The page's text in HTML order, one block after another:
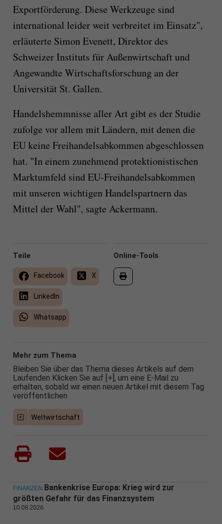
Exportförderung. Diese Werkzeuge sind
international leider weit verbreitet im Einsatz",
erläuterte Simon Evenett, Direktor des
Schweizer Instituts für Außenwirtschaft und
Angewandte Wirtschaftsforschung an der
Universität St. Gallen.
Handelshemmnisse aller Art gibt es der Studie
zufolge vor allem mit Ländern, mit denen die
EU keine Freihandelsabkommen abgeschlossen
hat. "In einem zunehmend protektionistischen
Marktumfeld sind EU-Freihandelsabkommen
mit unseren wichtigen Handelspartnern das
Mittel der Wahl", sagte Ackermann.
Online-Tools
Teile
Facebook X
LinkedIn
Whatsapp
Mehr zum Thema
Bleiben Sie über das Thema dieses Artikels auf dem
Laufenden Klicken Sie auf [+], um eine E-Mail zu
erhalten, sobald wir einen neuen Artikel mit diesem Tag
veröffentlichen
Weltwirtschaft
FINANZEN Bankenkrise Europa: Krieg wird zur
größten Gefahr für das Finanzsystem
10.08.2026